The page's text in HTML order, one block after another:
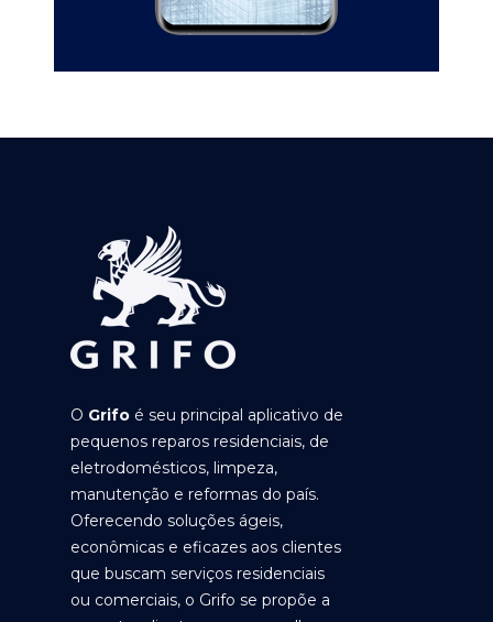
O Grifo é seu principal aplicativo de
pequenos reparos residenciais, de
eletrodomésticos, limpeza,
manutenção e reformas do país.
Oferecendo soluções ágeis,
econômicas e eficazes aos clientes
que buscam serviços residenciais
ou comerciais, o Grifo se propõe a